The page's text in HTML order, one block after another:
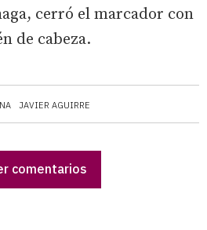
JAVIER AGUIRRE
cerró el marcador con
de cabeza.
comentarios